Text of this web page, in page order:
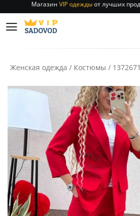
Отправление заказа 1-3 дня
Магазин
от лучших
Отправление заказа 1-3 дня
Женская одежда / Костюмы /